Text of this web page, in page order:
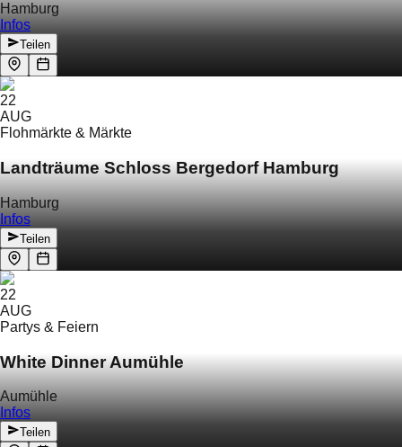
Hamburg
Infos
Teilen
22
AUG
Flohmärkte & Märkte
Landträume Schloss Bergedorf Hamburg
Hamburg
Infos
Teilen
22
AUG
Partys & Feiern
White Dinner Aumühle
Aumühle
Infos
Teilen